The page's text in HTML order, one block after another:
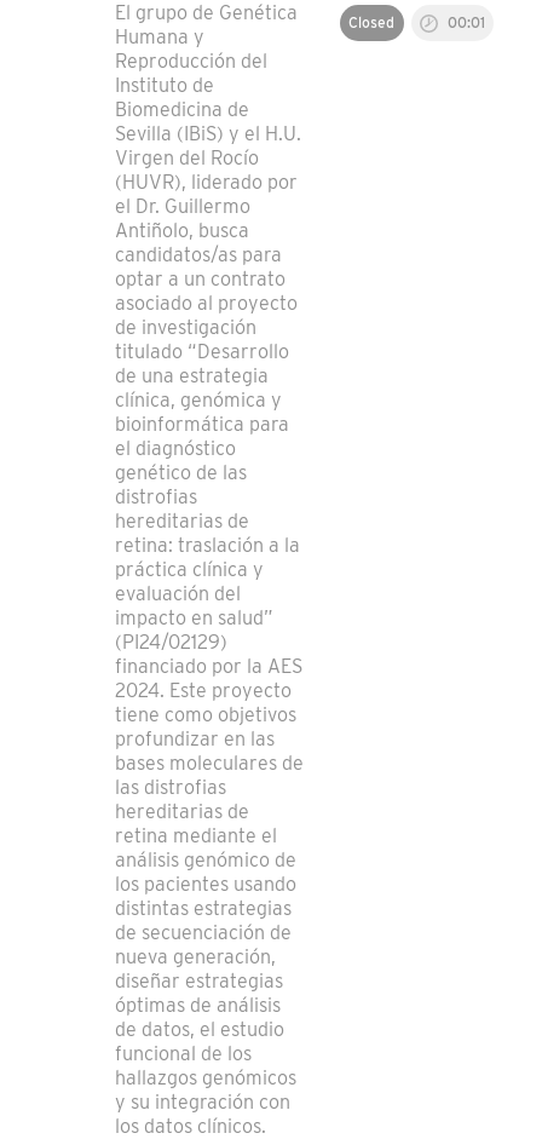
El grupo de Genética
Humana y
Reproducción del
Instituto de
Biomedicina de
Sevilla (IBiS) y el H.U.
Virgen del Rocío
(HUVR), liderado por
el Dr. Guillermo
Antiñolo, busca
candidatos/as para
optar a un contrato
asociado al proyecto
de investigación
titulado “Desarrollo
de una estrategia
clínica, genómica y
bioinformática para
el diagnóstico
genético de las
distrofias
hereditarias de
retina: traslación a la
práctica clínica y
evaluación del
impacto en salud”
(PI24/02129)
financiado por la AES
2024. Este proyecto
tiene como objetivos
profundizar en las
bases moleculares de
las distrofias
hereditarias de
retina mediante el
análisis genómico de
los pacientes usando
distintas estrategias
de secuenciación de
nueva generación,
diseñar estrategias
óptimas de análisis
de datos, el estudio
funcional de los
hallazgos genómicos
y su integración con
los datos clínicos.
Closed 00:01